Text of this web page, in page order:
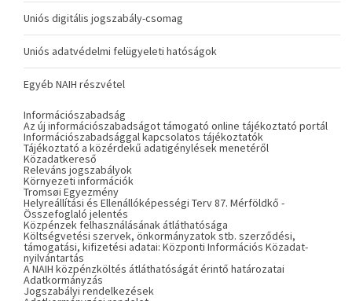
Uniós digitális jogszabály-csomag
Uniós adatvédelmi felügyeleti hatóságok
Egyéb NAIH részvétel
Információszabadság
Az új információszabadságot támogató online tájékoztató portál
Információszabadsággal kapcsolatos tájékoztatók
Tájékoztató a közérdekű adatigénylések menetéről
Közadatkereső
Releváns jogszabályok
Környezeti információk
Tromsøi Egyezmény
Helyreállítási és Ellenállóképességi Terv 87. Mérföldkő -
Összefoglaló jelentés
Közpénzek felhasználásának átláthatósága
Költségvetési szervek, önkormányzatok stb. szerződési,
támogatási, kifizetési adatai: Központi Információs Közadat-
nyilvántartás
A NAIH közpénzköltés átláthatóságát érintő határozatai
Adatkormányzás
Jogszabályi rendelkezések